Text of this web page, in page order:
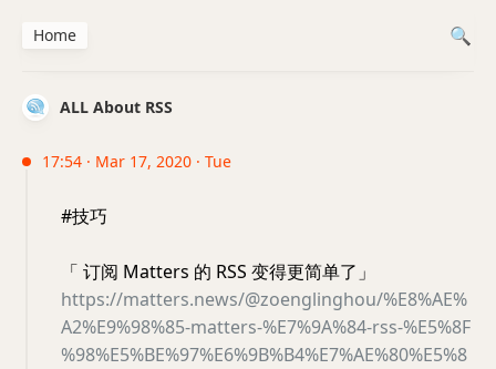
ALL About RSS
17:54 · Mar 17, 2020 · Tue
#技巧
「 订阅 Matters 的 RSS 变得更简单了」
https://matters.news/@zoenglinghou/%E8%AE%
A2%E9%98%85-matters-%E7%9A%84-rss-%E5%8F
%98%E5%BE%97%E6%9B%B4%E7%AE%80%E5%8
Home